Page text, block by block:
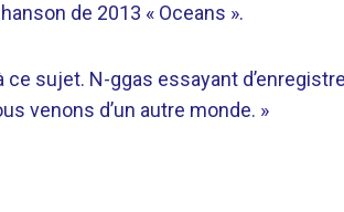
de 2013 « Oceans ».
sujet. N-ggas essayant
venons d’un autre monde. »